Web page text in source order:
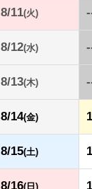
8/11(火)
8/12(水)
8/13(木)
8/14(金)
8/15(土)
8/16(日)